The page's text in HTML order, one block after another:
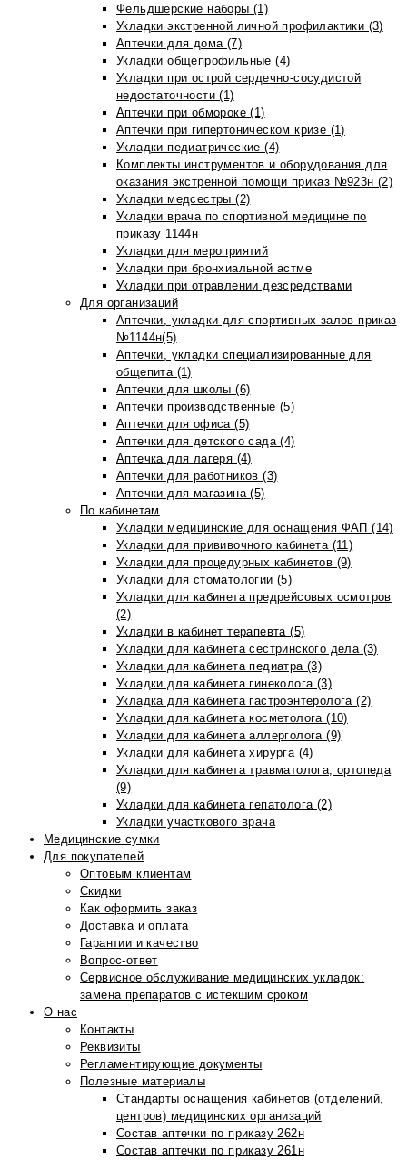
Фельдшерские наборы (1)
Укладки экстренной личной профилактики (3)
Аптечки для дома (7)
Укладки общепрофильные (4)
Укладки при острой сердечно-сосудистой
недостаточности (1)
Аптечки при обмороке (1)
Аптечки при гипертоническом кризе (1)
Укладки педиатрические (4)
Комплекты инструментов и оборудования для
оказания экстренной помощи приказ №923н (2)
Укладки медсестры (2)
Укладки врача по спортивной медицине по
приказу 1144н
Укладки для мероприятий
Укладки при бронхиальной астме
Укладки при отравлении дезсредствами
Для организаций
Аптечки, укладки для спортивных залов приказ
№1144н(5)
Аптечки, укладки специализированные для
общепита (1)
Аптечки для школы (6)
Аптечки производственные (5)
Аптечки для офиса (5)
Аптечки для детского сада (4)
Аптечка для лагеря (4)
Аптечки для работников (3)
Аптечки для магазина (5)
По кабинетам
Укладки медицинские для оснащения ФАП (14)
Укладки для прививочного кабинета (11)
Укладки для процедурных кабинетов (9)
Укладки для стоматологии (5)
Укладки для кабинета предрейсовых осмотров
(2)
Укладки в кабинет терапевта (5)
Укладки для кабинета сестринского дела (3)
Укладки для кабинета педиатра (3)
Укладки для кабинета гинеколога (3)
Укладка для кабинета гастроэнтеролога (2)
Укладки для кабинета косметолога (10)
Укладки для кабинета аллерголога (9)
Укладки для кабинета хирурга (4)
Укладки для кабинета травматолога, ортопеда
(9)
Укладки для кабинета гепатолога (2)
Укладки участкового врача
Медицинские сумки
Для покупателей
Оптовым клиентам
Скидки
Как оформить заказ
Доставка и оплата
Гарантии и качество
Вопрос-ответ
Сервисное обслуживание медицинских укладок:
замена препаратов с истекшим сроком
О нас
Контакты
Реквизиты
Регламентирующие документы
Полезные материалы
Стандарты оснащения кабинетов (отделений,
центров) медицинских организаций
Состав аптечки по приказу 262н
Состав аптечки по приказу 261н